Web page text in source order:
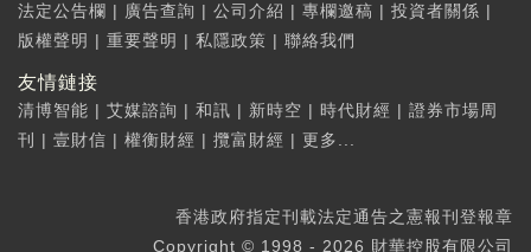
法定公告欄 | 廣告查詢 | 公司介紹 | 專欄邀稿 | 投資者關係 |
版權聲明 | 重要聲明 | 私隱政策 | 聯絡我們
友情鏈接
清博智能 | 艾媒諮詢 | 和訊 | 新時空 | 時代財經 | 證券市場周
刊
| 壹財信 | 權衡財經 | 攬富財經 | 更多...
香港政府指定刊載法定通告之憲報刊登報章
Copyright © 1998 - 2026 財華控股有限公司